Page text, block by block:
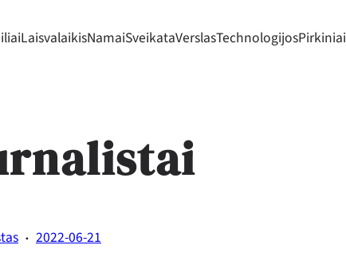
LaisvalaikisNamaiSveikataVerslasTechnologijosPirkiniai
· 2022-06-21